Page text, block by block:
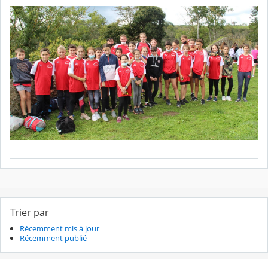
Trier par
Récemment mis à jour
Récemment publié